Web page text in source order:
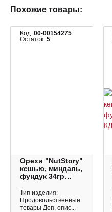
Похожие товары:
Код: 00-00154275
Остаток: 5
Орехи "NutStory"
кешью, миндаль,
фундук 34гр
Тип изделия:
Продовольственные
товары Доп. опис...